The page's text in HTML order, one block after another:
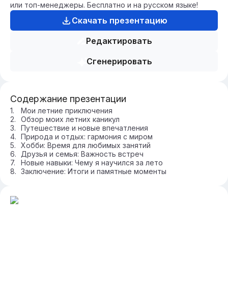
или топ-менеджеры. Бесплатно и на русском языке!
Скачать презентацию
Редактировать
Сгенерировать
Содержание презентации
Мои летние приключения
Обзор моих летних каникул
Путешествие и новые впечатления
Природа и отдых: гармония с миром
Хобби: Время для любимых занятий
Друзья и семья: Важность встреч
Новые навыки: Чему я научился за лето
Заключение: Итоги и памятные моменты